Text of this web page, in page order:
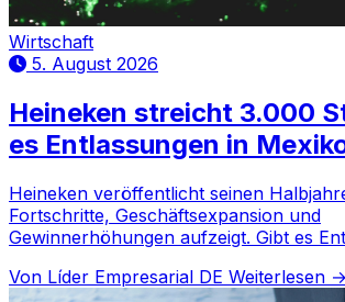
Wirtschaft
5. August 2026
Heineken streicht 3.000
es Entlassungen in
Heineken veröffentlicht seinen
Fortschritte, Geschäftsexpansion und
Gewinnerhöhungen aufzeigt. Gibt es
Von Líder Empresarial DE Weiterlesen →